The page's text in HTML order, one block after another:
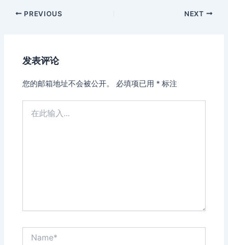
Post
PREVIOUS NEXT
发表评论
您的邮箱地址不会被公开。 必填项已用 * 标注